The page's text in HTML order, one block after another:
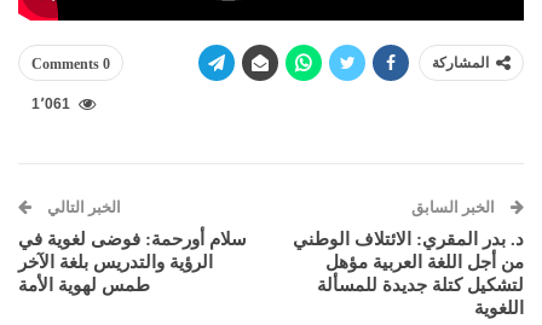
المشاركة 0 Comments
1٬061
الخبر السابق
د. بدر المقري: الائتلاف الوطني
من أجل اللغة العربية مؤهل
لتشكيل كتلة جديدة للمسألة
اللغوية
الخبر التالي
سلام أورحمة: فوضى لغوية في
الرؤية والتدريس بلغة الآخر
طمس لهوية الأمة